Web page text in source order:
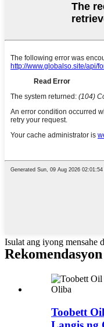
Isulat ang iyong mensahe
Toobett